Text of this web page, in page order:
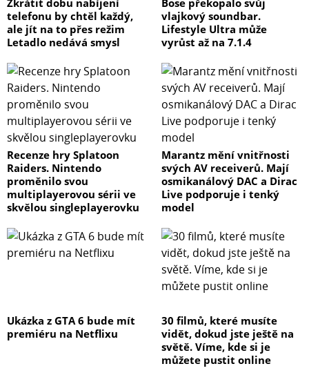
telefonu by chtěl každý,
ale jít na to přes režim
Letadlo nedává smysl
vlajkový soundbar.
Lifestyle Ultra může
vyrůst až na 7.1.4
Recenze hry Splatoon
Raiders. Nintendo
proměnilo svou
multiplayerovou sérii ve
skvělou singleplayerovku
Marantz mění vnitřnosti
svých AV receiverů. Mají
osmikanálový DAC a Dirac
Live podporuje i tenký
model
Ukázka z GTA 6 bude mít
premiéru na Netflixu
30 filmů, které musíte
vidět, dokud jste ještě na
světě. Víme, kde si je
můžete pustit online